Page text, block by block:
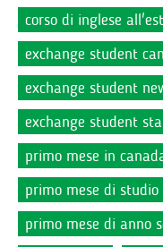
corso di inglese
exchange student
exchange student
exchange student
primo mese in
primo mese di
primo mese di anno